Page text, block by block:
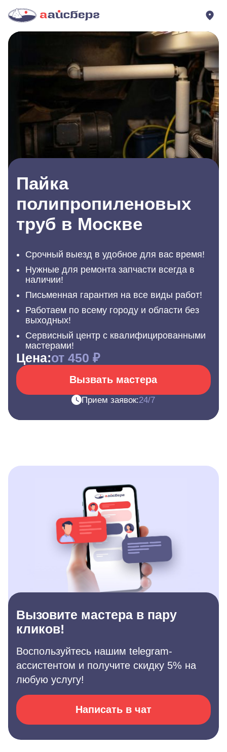
Пайка
полипропиленовых
труб в Москве
Срочный выезд в удобное для вас время!
Нужные для ремонта запчасти всегда в
наличии!
Письменная гарантия на все виды работ!
Работаем по всему городу и области без
выходных!
Сервисный центр с квалифицированными
мастерами!
Цена:от 450 ₽
Вызвать мастера
Прием заявок:24/7
Вызовите мастера в пару
кликов!
Воспользуйтесь нашим telegram-
ассистентом и получите скидку 5% на
любую услугу!
Написать в чат